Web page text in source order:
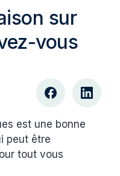
sur
vous
est une bonne
peut être
tout vous